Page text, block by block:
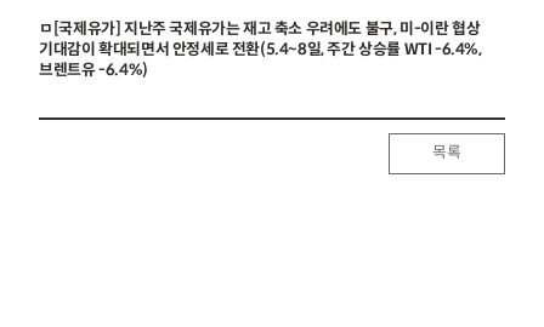
ㅁ[국제유가] 지난주 국제유가는 재고 축소 우려에도 불구, 미-이란 협상
기대감이 확대되면서 안정세로 전환(5.4~8일, 주간 상승률 WTI -6.4%,
브렌트유 -6.4%)
목록